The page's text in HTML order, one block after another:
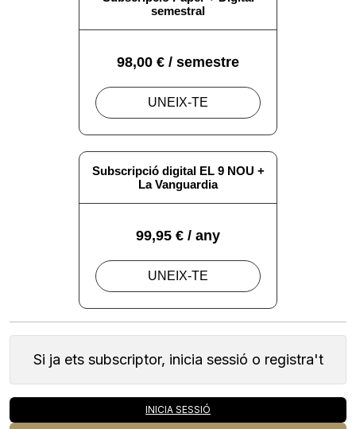
Si ja ets subscriptor, inicia sessió o registra't
INICIA SESSIÓ